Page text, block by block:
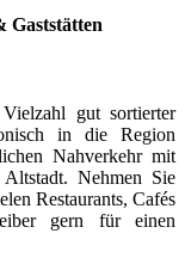
Gaststätten
gut sortierter
in die Region
Nahverkehr mit
Nehmen Sie
Restaurants, Cafés
gern für einen